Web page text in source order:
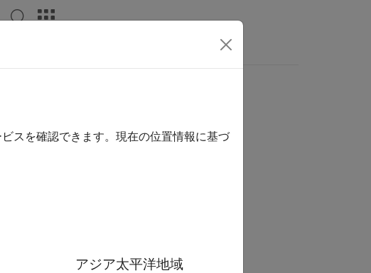
をチェック
スを確認できます。現在の位置情報に基づ
アジア太平洋地域